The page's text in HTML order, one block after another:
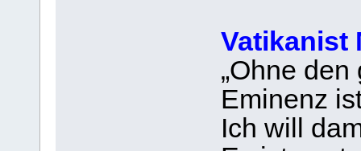
Vatikanist
„Ohne
Eminenz
Ich will